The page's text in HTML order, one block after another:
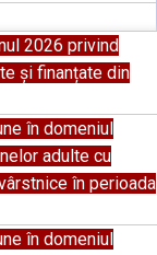
2026 privind
și finanțate din
în domeniul
adulte cu
în perioada
în domeniul